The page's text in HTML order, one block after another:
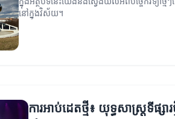
នៅក្នុងវិស័យ។
ការអាប់ដេតថ្មី៖ យុទ្ធសាស្ត្រទីផ្សា